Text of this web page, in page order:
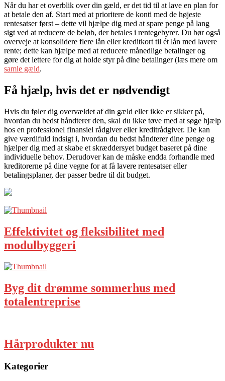
Når du har et overblik over din gæld, er det tid til at lave en plan for
at betale den af. Start med at prioritere de konti med de højeste
rentesatser først – dette vil hjælpe dig med at spare penge på lang
sigt ved at reducere de beløb, der betales i rentegebyrer. Du bør også
overveje at konsolidere flere lån eller kreditkort til ét lån med lavere
rente; dette kan hjælpe med at reducere månedlige betalinger og
gøre det lettere for dig at holde styr på dine betalinger (læs mere om
samle gæld.
Få hjælp, hvis det er nødvendigt
Hvis du føler dig overvældet af din gæld eller ikke er sikker på,
hvordan du bedst håndterer den, skal du ikke tøve med at søge hjælp
hos en professionel finansiel rådgiver eller kreditrådgiver. De kan
give værdifuld indsigt i, hvordan du bedst håndterer dine penge og
hjælper dig med at skabe et skræddersyet budget baseret på dine
individuelle behov. Derudover kan de måske endda forhandle med
kreditorerne på dine vegne for at få lavere rentesatser eller
betalingsplaner, der passer bedre til dit budget.
Effektivitet og fleksibilitet med
modulbyggeri
Byg dit drømme sommerhus med
totalentreprise
Hårprodukter nu
Kategorier